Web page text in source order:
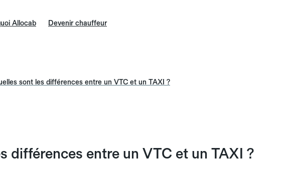
Allocab Devenir chauffeur
sont les différences entre un VTC et un TAXI ?
différences entre un VTC et un TAXI ?